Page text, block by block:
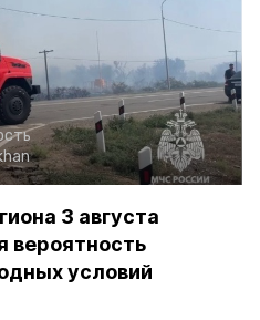
3 августа
вероятность
условий